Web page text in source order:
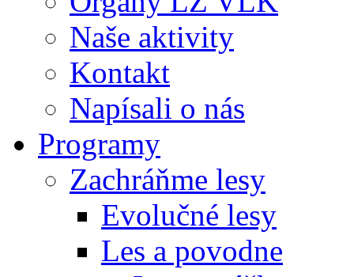
Naše aktivity
Kontakt
Napísali o nás
Programy
Zachráňme lesy
Evolučné lesy
Les a povodne